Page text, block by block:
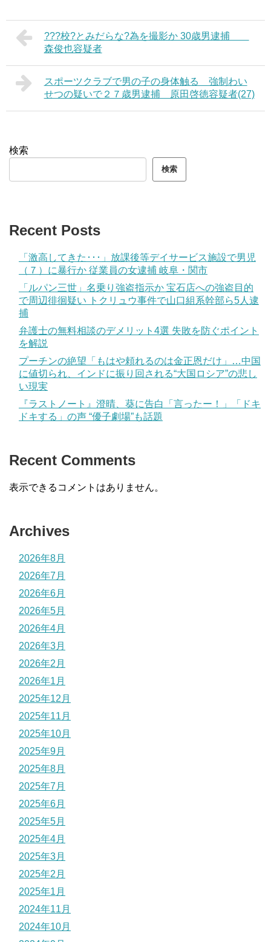
???校?とみだらな?為を撮影か 30歳男逮捕
森俊也容疑者
スポーツクラブで男の子の身体触る 強制わい
せつの疑いで２７歳男逮捕 原田啓徳容疑者(27)
検索
検索
Recent Posts
「激高してきた･･･」放課後等デイサービス施設で男児
（７）に暴行か 従業員の女逮捕 岐阜・関市
「ルパン三世」名乗り強盗指示か 宝石店への強盗目的
で周辺徘徊疑い トクリュウ事件で山口組系幹部ら5人逮
捕
弁護士の無料相談のデメリット4選 失敗を防ぐポイント
を解説
プーチンの絶望「もはや頼れるのは金正恩だけ」…中国
に値切られ、インドに振り回される“大国ロシア”の悲し
い現実
『ラストノート』澄晴、葵に告白「言ったー！」「ドキ
ドキする」の声 “優子劇場”も話題
Recent Comments
表示できるコメントはありません。
Archives
2026年8月
2026年7月
2026年6月
2026年5月
2026年4月
2026年3月
2026年2月
2026年1月
2025年12月
2025年11月
2025年10月
2025年9月
2025年8月
2025年7月
2025年6月
2025年5月
2025年4月
2025年3月
2025年2月
2025年1月
2024年11月
2024年10月